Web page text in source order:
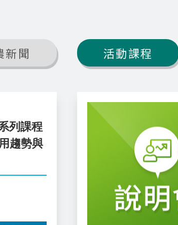
新聞 活動課程
列課程
趨勢與